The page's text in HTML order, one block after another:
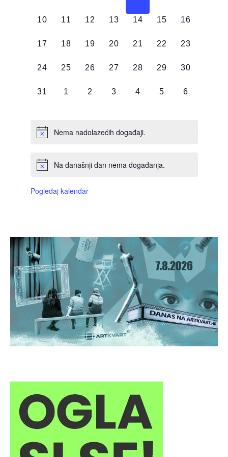
0
10
0
11
0
12
0
13
0
14
0
15
0
16
0
17
0
18
0
19
0
20
0
21
0
22
0
23
0
24
0
25
0
26
0
27
0
28
0
29
0
30
0
31
0
1
0
2
0
3
0
4
0
5
0
6
Nema nadolazećih događaji.
Na današnji dan nema događanja.
Pogledaj kalendar